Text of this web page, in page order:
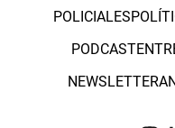
POLICIALES
PODCAST
NEWSLETTER